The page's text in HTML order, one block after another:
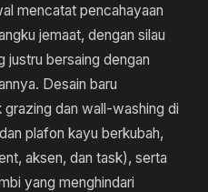
mencatat pencahayaan
jemaat, dengan silau
justru bersaing dengan
Desain baru
dan wall-washing di
plafon kayu berkubah,
aksen, dan task), serta
yang menghindari